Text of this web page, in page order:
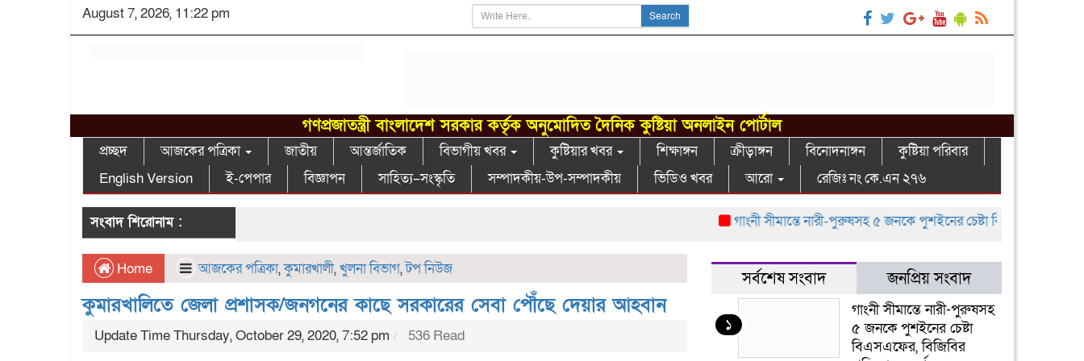
August 7, 2026, 11:22 pm Search
গণপ্রজাতন্ত্রী বাংলাদেশ সরকার কর্তৃক অনুমোদিত দৈনিক কুষ্টিয়া অনলাইন পোর্টাল
প্রচ্ছদ আজকের পত্রিকা জাতীয় আন্তর্জাতিক বিভাগীয় খবর কুষ্টিয়ার খবর শিক্ষাঙ্গন ক্রীড়াঙ্গন বিনোদনাঙ্গন
কুষ্টিয়া পরিবার
English Version
ই-পেপার বিজ্ঞাপন সাহিত্য–সংস্কৃতি সম্পাদকীয়-উপ-সম্পাদকীয় ভিডিও খবর আরো রেজিঃ নং কে.এন ২৭৬
সংবাদ শিরোনাম : গাংনী সীমান্তে নারী-পুরুষসহ ৫ জনকে পুশইনের চেষ্টা বিএসএফের, বিজিবির
Home আজকের পত্রিকা,কুমারখালী,খুলনা বিভাগ,টপ নিউজ
কুমারখালিতে জেলা প্রশাসক/জনগনের কাছে সরকারের সেবা পৌঁছে দেয়ার আহবান
Update Time Thursday, October 29, 2020, 7:52 pm 536 Read
সর্বশেষ সংবাদ জনপ্রিয় সংবাদ
১
গাংনী সীমান্তে নারী-পুরুষসহ
৫ জনকে পুশইনের চেষ্টা
বিএসএফের, বিজিবির